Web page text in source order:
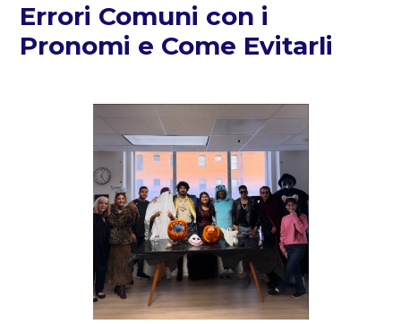
Errori Comuni con i
Pronomi e Come Evitarli